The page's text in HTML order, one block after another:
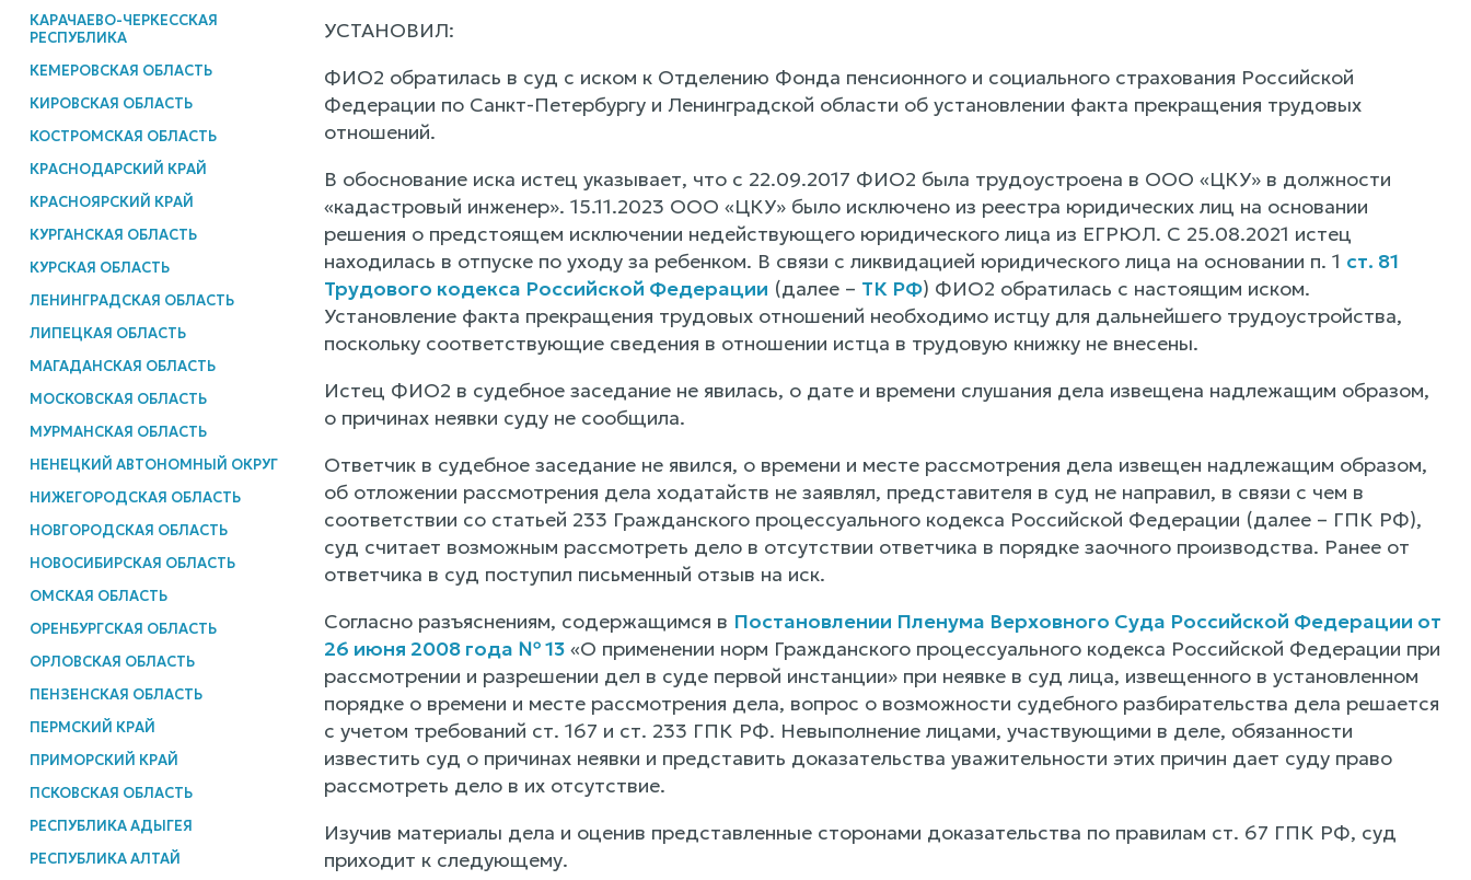
КАРАЧАЕВО-ЧЕРКЕССКАЯ
РЕСПУБЛИКА
КЕМЕРОВСКАЯ ОБЛАСТЬ
КИРОВСКАЯ ОБЛАСТЬ
КОСТРОМСКАЯ ОБЛАСТЬ
КРАСНОДАРСКИЙ КРАЙ
КРАСНОЯРСКИЙ КРАЙ
КУРГАНСКАЯ ОБЛАСТЬ
КУРСКАЯ ОБЛАСТЬ
ЛЕНИНГРАДСКАЯ ОБЛАСТЬ
ЛИПЕЦКАЯ ОБЛАСТЬ
МАГАДАНСКАЯ ОБЛАСТЬ
МОСКОВСКАЯ ОБЛАСТЬ
МУРМАНСКАЯ ОБЛАСТЬ
НЕНЕЦКИЙ АВТОНОМНЫЙ ОКРУГ
НИЖЕГОРОДСКАЯ ОБЛАСТЬ
НОВГОРОДСКАЯ ОБЛАСТЬ
НОВОСИБИРСКАЯ ОБЛАСТЬ
ОМСКАЯ ОБЛАСТЬ
ОРЕНБУРГСКАЯ ОБЛАСТЬ
ОРЛОВСКАЯ ОБЛАСТЬ
ПЕНЗЕНСКАЯ ОБЛАСТЬ
ПЕРМСКИЙ КРАЙ
ПРИМОРСКИЙ КРАЙ
ПСКОВСКАЯ ОБЛАСТЬ
РЕСПУБЛИКА АДЫГЕЯ
РЕСПУБЛИКА АЛТАЙ
УСТАНОВИЛ:
ФИО2 обратилась в суд с иском к Отделению Фонда пенсионного и социального страхования Российской
Федерации по Санкт-Петербургу и Ленинградской области об установлении факта прекращения трудовых
отношений.
В обоснование иска истец указывает, что с 22.09.2017 ФИО2 была трудоустроена в ООО «ЦКУ» в должности
«кадастровый инженер». 15.11.2023 ООО «ЦКУ» было исключено из реестра юридических лиц на основании
решения о предстоящем исключении недействующего юридического лица из ЕГРЮЛ. С 25.08.2021 истец
находилась в отпуске по уходу за ребенком. В связи с ликвидацией юридического лица на основании п. 1 ст. 81
Трудового кодекса Российской Федерации (далее – ТК РФ) ФИО2 обратилась с настоящим иском.
Установление факта прекращения трудовых отношений необходимо истцу для дальнейшего трудоустройства,
поскольку соответствующие сведения в отношении истца в трудовую книжку не внесены.
Истец ФИО2 в судебное заседание не явилась, о дате и времени слушания дела извещена надлежащим образом,
о причинах неявки суду не сообщила.
Ответчик в судебное заседание не явился, о времени и месте рассмотрения дела извещен надлежащим образом,
об отложении рассмотрения дела ходатайств не заявлял, представителя в суд не направил, в связи с чем в
соответствии со статьей 233 Гражданского процессуального кодекса Российской Федерации (далее – ГПК РФ),
суд считает возможным рассмотреть дело в отсутствии ответчика в порядке заочного производства. Ранее от
ответчика в суд поступил письменный отзыв на иск.
Согласно разъяснениям, содержащимся в Постановлении Пленума Верховного Суда Российской Федерации от
26 июня 2008 года № 13«О применении норм Гражданского процессуального кодекса Российской Федерации при
рассмотрении и разрешении дел в суде первой инстанции» при неявке в суд лица, извещенного в установленном
порядке о времени и месте рассмотрения дела, вопрос о возможности судебного разбирательства дела решается
с учетом требований ст. 167 и ст. 233 ГПК РФ. Невыполнение лицами, участвующими в деле, обязанности
известить суд о причинах неявки и представить доказательства уважительности этих причин дает суду право
рассмотреть дело в их отсутствие.
Изучив материалы дела и оценив представленные сторонами доказательства по правилам ст. 67 ГПК РФ, суд
приходит к следующему.